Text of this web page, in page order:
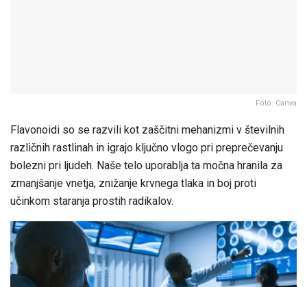
Foto: Canva
Flavonoidi so se razvili kot zaščitni mehanizmi v številnih
različnih rastlinah in igrajo ključno vlogo pri preprečevanju
bolezni pri ljudeh. Naše telo uporablja ta močna hranila za
zmanjšanje vnetja, znižanje krvnega tlaka in boj proti
učinkom staranja prostih radikalov.